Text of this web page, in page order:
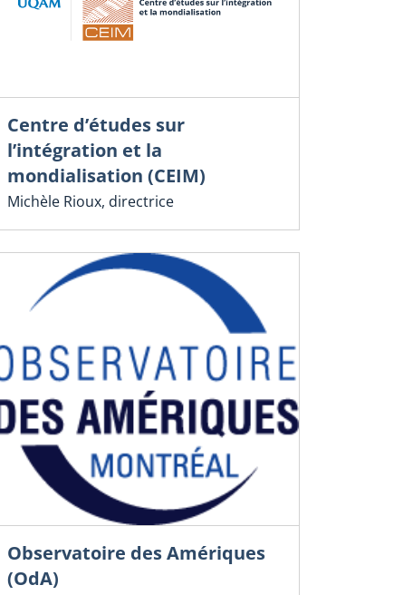
Centre d’études sur
l’intégration et la
mondialisation (CEIM)
Michèle Rioux, directrice
Observatoire des Amériques
(OdA)